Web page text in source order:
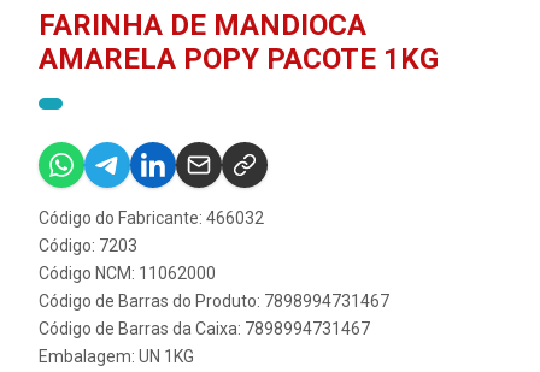
FARINHA DE MANDIOCA
AMARELA POPY PACOTE 1KG
Código do Fabricante: 466032
Código: 7203
Código NCM: 11062000
Código de Barras do Produto: 7898994731467
Código de Barras da Caixa: 7898994731467
Embalagem: UN 1KG